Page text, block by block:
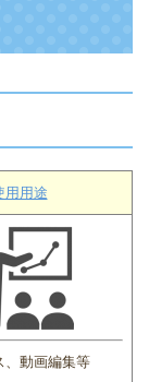
用用途
、動画編集等